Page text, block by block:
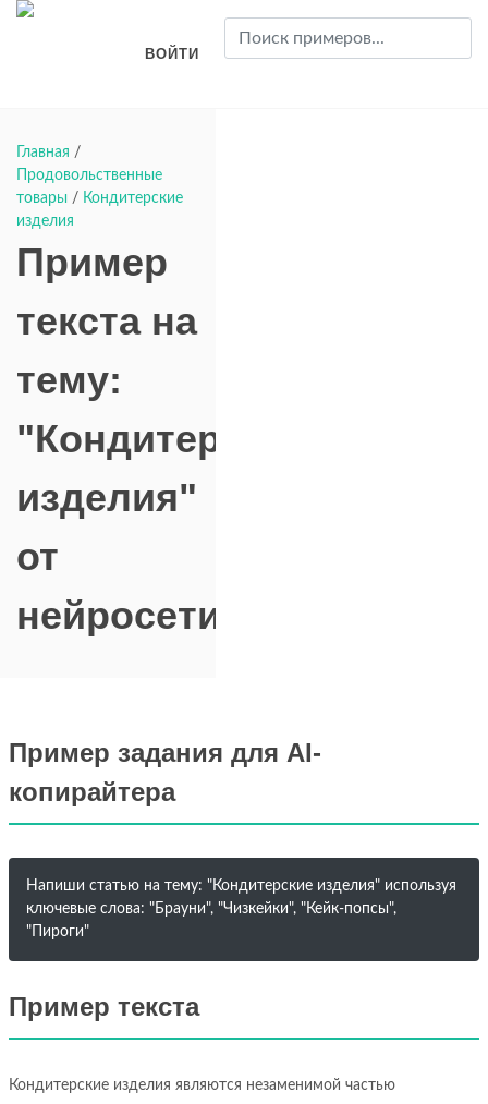
ВОЙТИ
Главная /
Продовольственные
товары / Кондитерские
изделия
Пример
текста на
тему:
"Кондитерские
изделия"
от
нейросети
Пример задания для AI-
копирайтера
Напиши статью на тему: "Кондитерские изделия" используя
ключевые слова: "Брауни", "Чизкейки", "Кейк-попсы",
"Пироги"
Пример текста
Кондитерские изделия являются незаменимой частью